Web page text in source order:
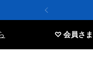
♡ 会員さま限定